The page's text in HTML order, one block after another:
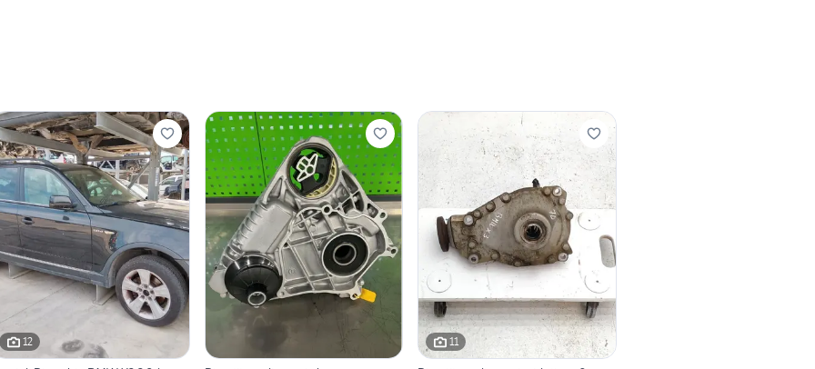
12 11